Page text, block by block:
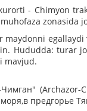
- Chimyon
zonasida
maydonni
Hududda: turar
mavjud.
предгорье